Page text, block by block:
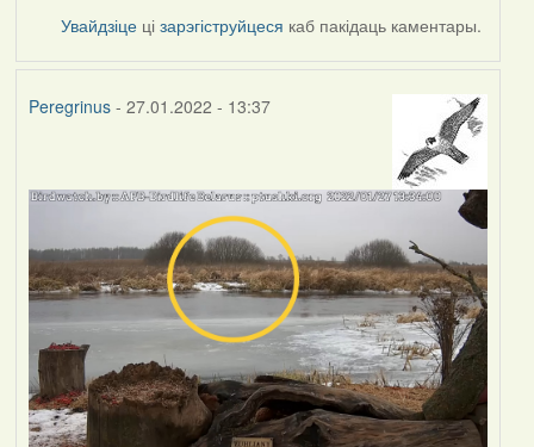
Увайдзіце цізарэгіструйцеся каб пакідаць каментары.
Peregrinus- 27.01.2022 - 13:37